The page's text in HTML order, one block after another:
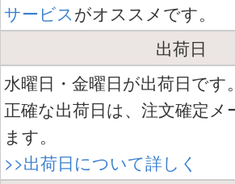
サービスがオススメです。
出荷日
水曜日・金曜日が出荷日です。
正確な出荷日は、注文確定メ
ます。
>>出荷日について詳しく